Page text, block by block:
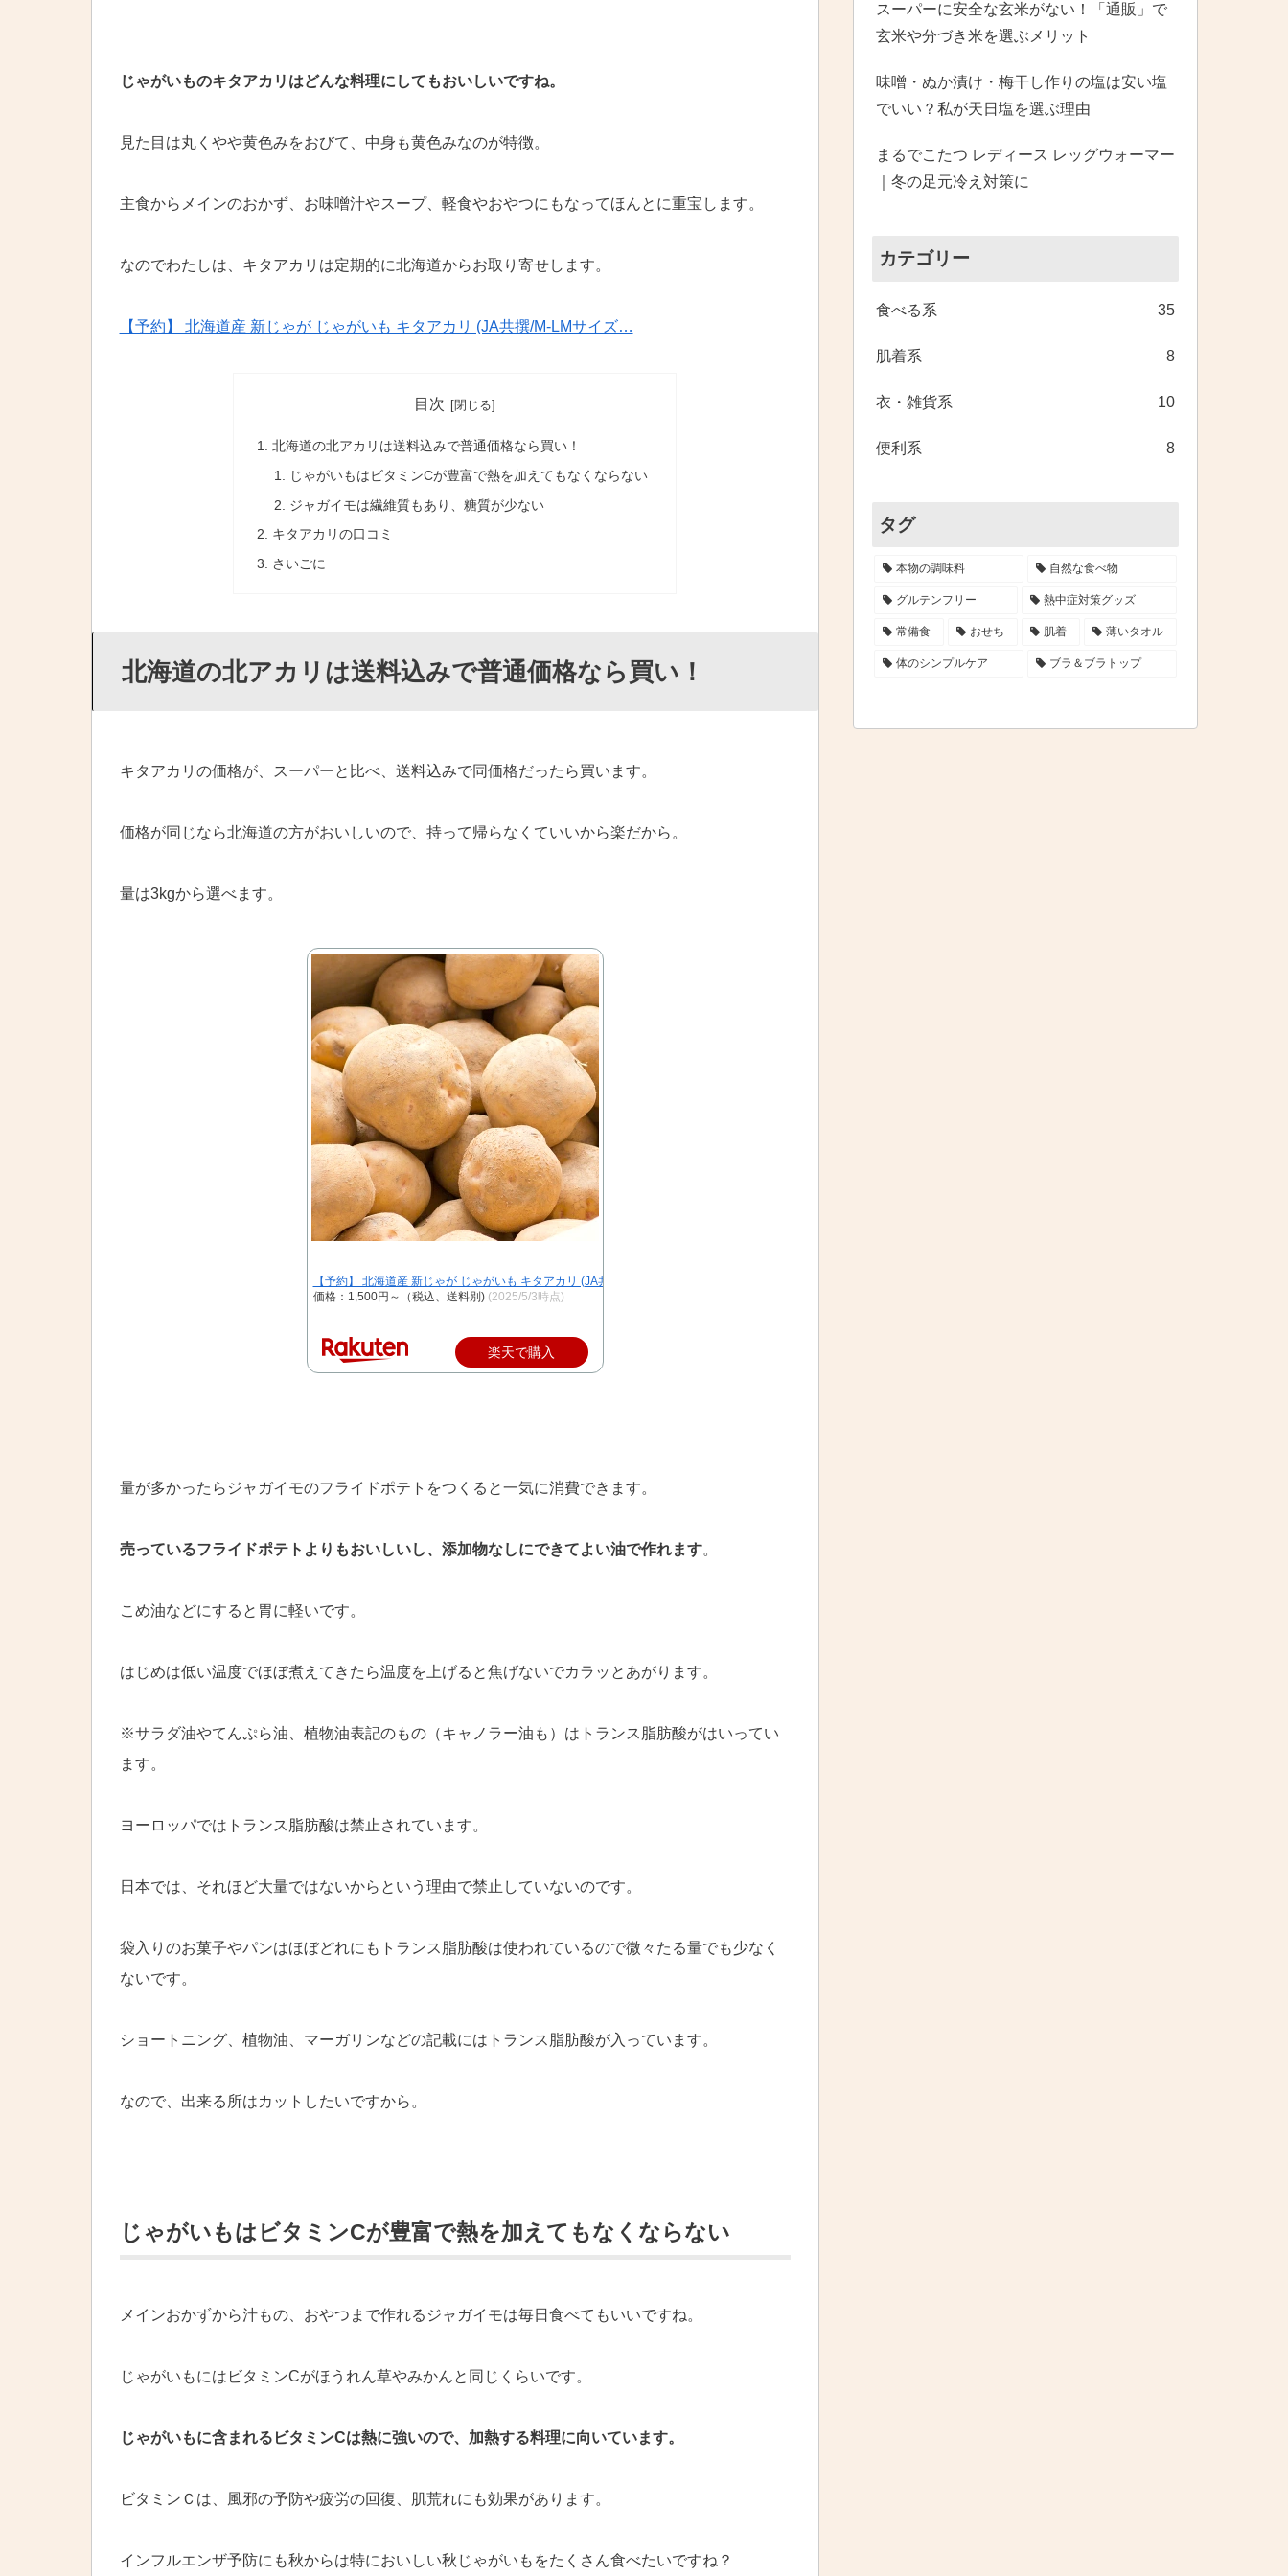
じゃがいものキタアカリはどんな料理にしてもおいしいですね。
見た目は丸くやや黄色みをおびて、中身も黄色みなのが特徴。
主食からメインのおかず、お味噌汁やスープ、軽食やおやつにもなってほんとに重宝します。
なのでわたしは、キタアカリは定期的に北海道からお取り寄せします。
【予約】 北海道産 新じゃが じゃがいも キタアカリ (JA共撰/M-LMサイズ…
目次
北海道の北アカリは送料込みで普通価格なら買い！
じゃがいもはビタミンCが豊富で熱を加えてもなくならない
ジャガイモは繊維質もあり、糖質が少ない
キタアカリの口コミ
さいごに
北海道の北アカリは送料込みで普通価格なら買い！
キタアカリの価格が、スーパーと比べ、送料込みで同価格だったら買います。
価格が同じなら北海道の方がおいしいので、持って帰らなくていいから楽だから。
量は3kgから選べます。
【予約】 北海道産 新じゃが じゃがいも キタアカリ (JA共撰/M-LMサイズ…
価格：1,500円～（税込、送料別) (2025/5/3時点)
楽天で購入
量が多かったらジャガイモのフライドポテトをつくると一気に消費できます。
売っているフライドポテトよりもおいしいし、添加物なしにできてよい油で作れます。
こめ油などにすると胃に軽いです。
はじめは低い温度でほぼ煮えてきたら温度を上げると焦げないでカラッとあがります。
※サラダ油やてんぷら油、植物油表記のもの（キャノラー油も）はトランス脂肪酸がはいってい
ます。
ヨーロッパではトランス脂肪酸は禁止されています。
日本では、それほど大量ではないからという理由で禁止していないのです。
袋入りのお菓子やパンはほぼどれにもトランス脂肪酸は使われているので微々たる量でも少なく
ないです。
ショートニング、植物油、マーガリンなどの記載にはトランス脂肪酸が入っています。
なので、出来る所はカットしたいですから。
じゃがいもはビタミンCが豊富で熱を加えてもなくならない
メインおかずから汁もの、おやつまで作れるジャガイモは毎日食べてもいいですね。
じゃがいもにはビタミンCがほうれん草やみかんと同じくらいです。
じゃがいもに含まれるビタミンCは熱に強いので、加熱する料理に向いています。
ビタミンＣは、風邪の予防や疲労の回復、肌荒れにも効果があります。
インフルエンザ予防にも秋からは特においしい秋じゃがいもをたくさん食べたいですね？
スーパーに安全な玄米がない！「通販」で
玄米や分づき米を選ぶメリット
味噌・ぬか漬け・梅干し作りの塩は安い塩
でいい？私が天日塩を選ぶ理由
まるでこたつ レディース レッグウォーマー
｜冬の足元冷え対策に
カテゴリー
食べる系 35
肌着系 8
衣・雑貨系 10
便利系 8
タグ
本物の調味料 自然な食べ物
グルテンフリー 熱中症対策グッズ
常備食 おせち 肌着 薄いタオル
体のシンプルケア ブラ＆ブラトップ